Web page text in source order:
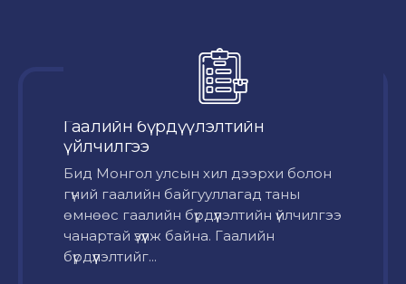
Гаалийн бүрдүүлэлтийн
үйлчилгээ
Бид Монгол улсын хил дээрхи болон
гүний гаалийн байгууллагад таны
өмнөөс гаалийн бүрдүүлэлтийн үйлчилгээ
чанартай үзүүлж байна. Гаалийн
бүрдүүлэлтийг...